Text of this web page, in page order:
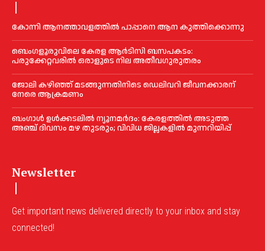
കോന്നി ആനത്താവളത്തില്‍ പാപ്പാനെ ആന കുത്തിക്കൊന്നു
ബെംഗളൂരുവിലെ കേരള ആര്‍ടിസി ബസപകടം:
പരുക്കേറ്റവരില്‍ ഒരാളുടെ നില അതീവഗുരുതരം
ജോലി കഴിഞ്ഞ് മടങ്ങുന്നതിനിടെ ഡെലിവറി ജീവനക്കാരന്
നേരെ ആക്രമണം
ബംഗാൾ ഉൾക്കടലിൽ ന്യൂനമർദം: കേരളത്തിൽ അടുത്ത
അഞ്ച് ദിവസം മഴ തുടരും; വിവിധ ജില്ലകളിൽ മുന്നറിയിപ്പ്
Newsletter
Get important news delivered directly to your inbox and stay
connected!